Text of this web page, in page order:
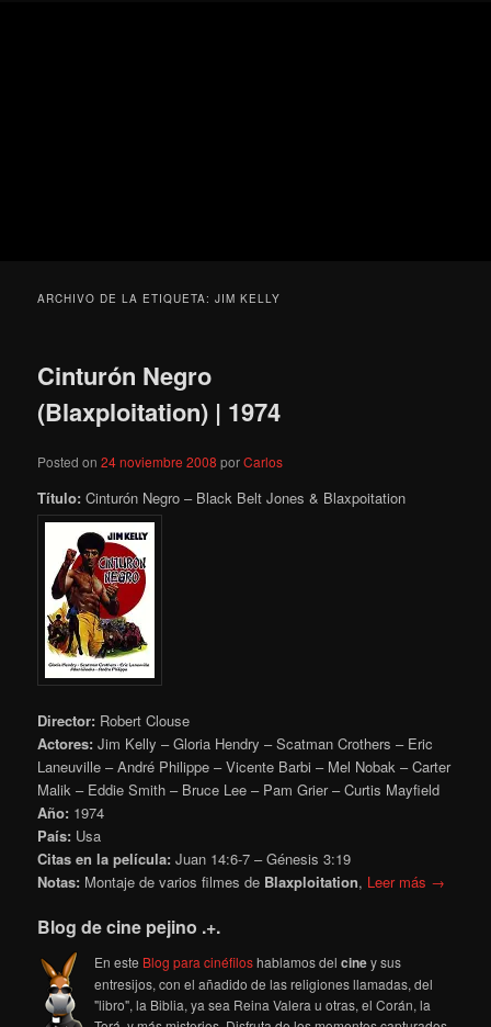
ARCHIVO DE LA ETIQUETA:JIM KELLY
Cinturón Negro
(Blaxploitation) | 1974
Posted on24 noviembre 2008 porCarlos
Título: Cinturón Negro – Black Belt Jones & Blaxpoitation
Director: Robert Clouse
Actores: Jim Kelly – Gloria Hendry – Scatman Crothers– Eric
Laneuville– André Philippe – Vicente Barbi – Mel Nobak – Carter
Malik – Eddie Smith – Bruce Lee – Pam Grier – Curtis Mayfield
Año: 1974
País: Usa
Citas en la película: Juan 14:6-7 – Génesis 3:19
Notas: Montaje de varios filmes de Blaxploitation, Leer más →
Blog de cine pejino .+.
En este Blog para cinéfiloshablamos delciney sus
entresijos, con el añadido de las religiones llamadas, del
"libro", la Biblia, ya sea Reina Valera u otras, el Corán, la